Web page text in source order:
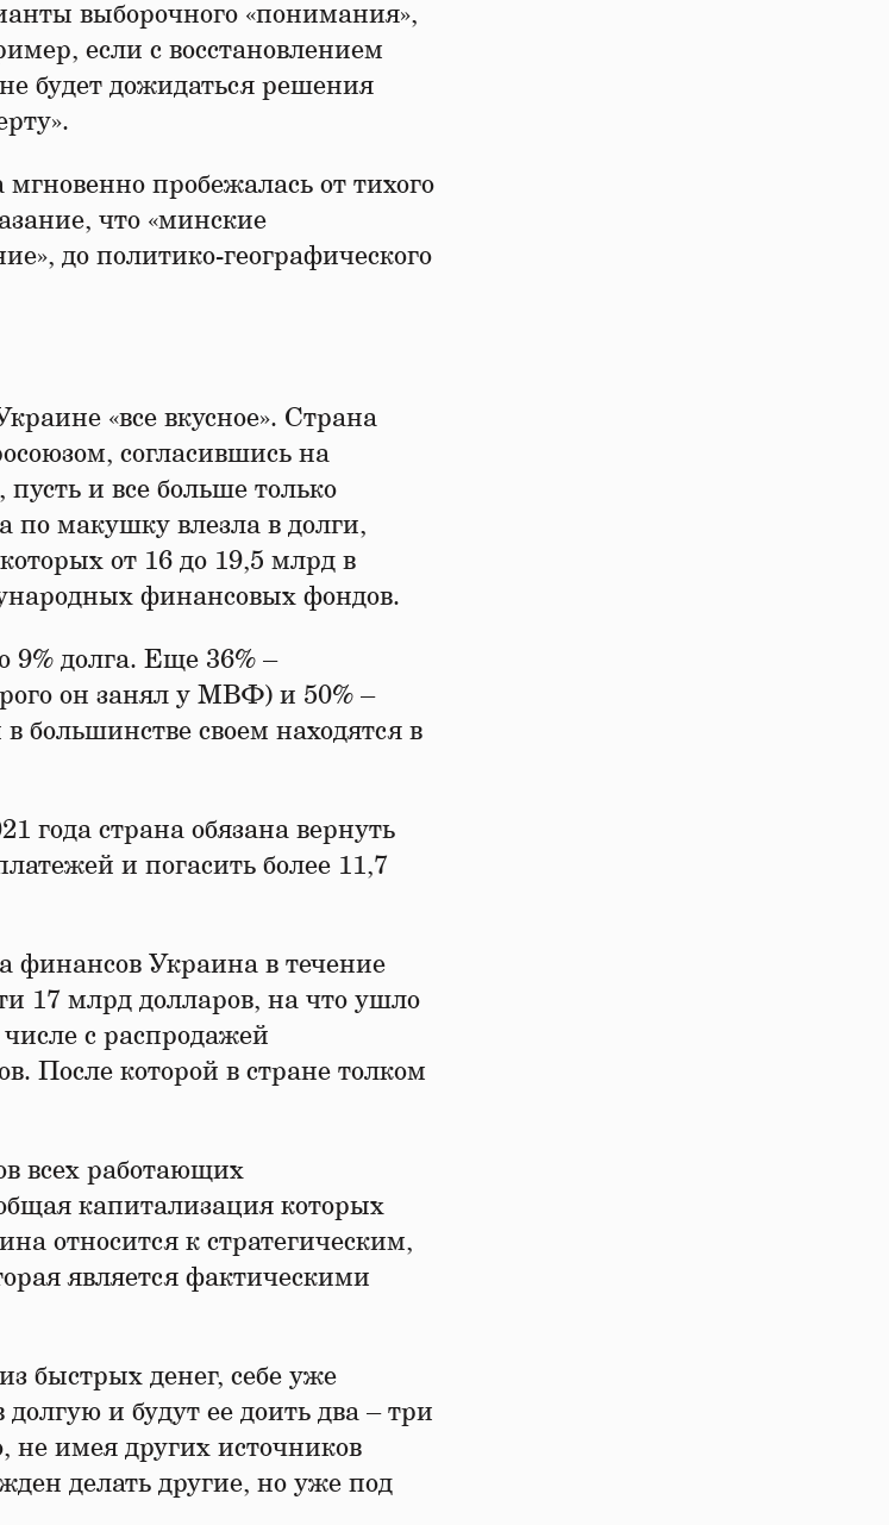
выборочного «понимания»,
если с восстановлением
будет дожидаться решения
пробежалась от тихого
что «минские
до политико-географического
«все вкусное». Страна
согласившись на
и все больше только
по макушку влезла в долги,
от 16 до 19,5 млрд в
финансовых фондов.
9% долга. Еще 36% –
он занял у МВФ) и 50% –
большинстве своем находятся в
года страна обязана вернуть
и погасить более 11,7
финансов Украина в течение
17 млрд долларов, на что ушло
с распродажей
После которой в стране толком
всех работающих
капитализация которых
относится к стратегическим,
является фактическими
быстрых денег, себе уже
и будут ее доить два – три
имея других источников
делать другие, но уже под